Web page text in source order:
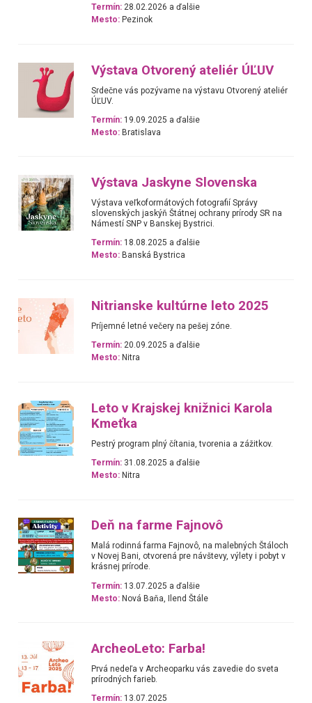
Termín: 28.02.2026 a ďalšie
Mesto: Pezinok
Výstava Otvorený ateliér ÚĽUV
Srdečne vás pozývame na výstavu Otvorený ateliér
ÚĽUV.
Termín: 19.09.2025 a ďalšie
Mesto: Bratislava
Výstava Jaskyne Slovenska
Výstava veľkoformátových fotografií Správy
slovenských jaskýň Štátnej ochrany prírody SR na
Námestí SNP v Banskej Bystrici.
Termín: 18.08.2025 a ďalšie
Mesto: Banská Bystrica
Nitrianske kultúrne leto 2025
Príjemné letné večery na pešej zóne.
Termín: 20.09.2025 a ďalšie
Mesto: Nitra
Leto v Krajskej knižnici Karola
Kmeťka
Pestrý program plný čítania, tvorenia a zážitkov.
Termín: 31.08.2025 a ďalšie
Mesto: Nitra
Deň na farme Fajnovô
Malá rodinná farma Fajnovô, na malebných Štáloch
v Novej Bani, otvorená pre návštevy, výlety i pobyt v
krásnej prírode.
Termín: 13.07.2025 a ďalšie
Mesto: Nová Baňa, Ilend Štále
ArcheoLeto: Farba!
Prvá nedeľa v Archeoparku vás zavedie do sveta
prírodných farieb.
Termín: 13.07.2025